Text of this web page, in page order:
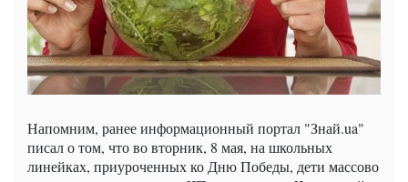
Напомним, ранее информационный портал "Знай.ua"
писал о том, что во вторник, 8 мая, на школьных
линейках, приуроченных ко Дню Победы, дети массово